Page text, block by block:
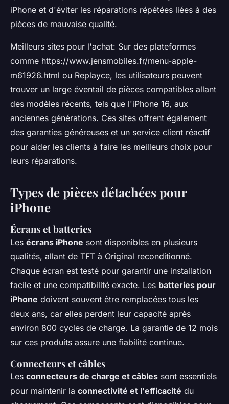
iPhone et d'éviter les réparations répétées liées à des
pièces de mauvaise qualité.
Meilleurs sites pour l'achat: Sur des plateformes
comme https://www.jensmobiles.fr/menu-apple-
m61926.html ou Replayce, les utilisateurs peuvent
trouver un large éventail de pièces compatibles allant
des modèles récents, tels que l'iPhone 16, aux
anciennes générations. Ces sites offrent également
des garanties généreuses et un service client réactif
pour aider les clients à faire les meilleurs choix pour
leurs réparations.
Types de pièces détachées pour
iPhone
Écrans et batteries
Les écrans iPhone sont disponibles en plusieurs
qualités, allant de TFT à Original reconditionné.
Chaque écran est testé pour garantir une installation
facile et une compatibilité exacte. Les batteries pour
iPhone doivent souvent être remplacées tous les
deux ans, car elles perdent leur capacité après
environ 800 cycles de charge. La garantie de 12 mois
sur ces produits assure une fiabilité continue.
Connecteurs et câbles
Les connecteurs de charge et câbles sont essentiels
pour maintenir la connectivité et l'efficacité du